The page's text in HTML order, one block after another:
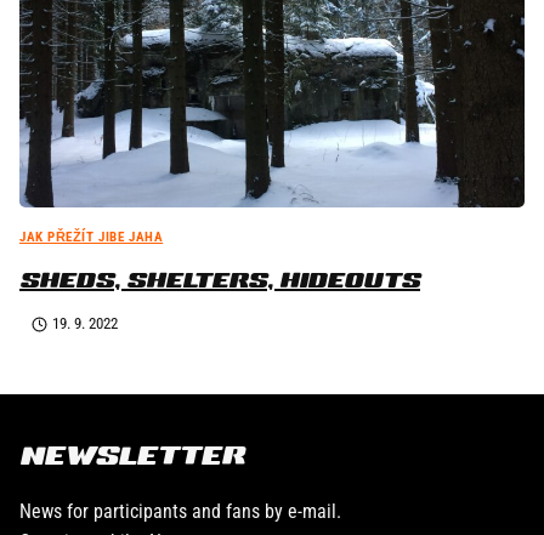
JAK PŘEŽÍT JIBE JAHA
SHEDS, SHELTERS, HIDEOUTS
19. 9. 2022
NEWSLETTER
News for participants and fans by e-mail.